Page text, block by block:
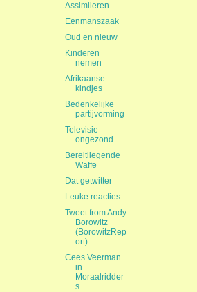
Assimileren
Eenmanszaak
Oud en nieuw
Kinderen
nemen
Afrikaanse
kindjes
Bedenkelijke
partijvorming
Televisie
ongezond
Bereitliegende
Waffe
Dat getwitter
Leuke reacties
Tweet from Andy
Borowitz
(BorowitzRep
ort)
Cees Veerman
in
Moraalridder
s